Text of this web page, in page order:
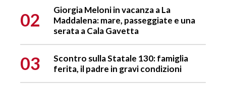
02
Giorgia Meloni in vacanza a La
Maddalena: mare, passeggiate e una
serata a Cala Gavetta
03
Scontro sulla Statale 130: famiglia
ferita, il padre in gravi condizioni